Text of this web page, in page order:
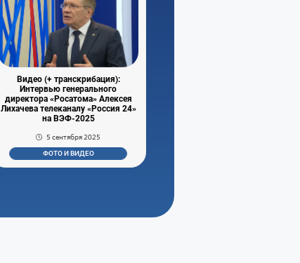
Видео (+ транскрибация):
Интервью генерального
директора «Росатома» Алексея
Лихачева телеканалу «Россия 24»
на ВЭФ-2025
5 сентября 2025
ФОТО И ВИДЕО